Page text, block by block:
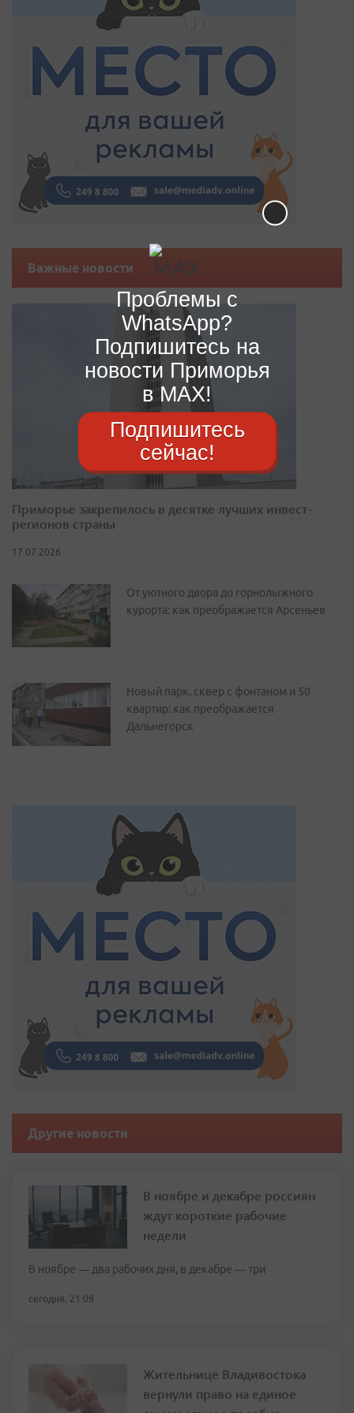
Важные новости
Приморье закрепилось в десятке лучших инвест-
регионов страны
17.07.2026
От уютного двора до горнолыжного
курорта: как преображается Арсеньев
Новый парк, сквер с фонтаном и 50
квартир: как преображается
Дальнегорск
Другие новости
В ноябре и декабре россиян
ждут короткие рабочие
недели
В ноябре — два рабочих дня, в декабре — три
сегодня, 21:09
Жительнице Владивостока
вернули право на единое
Проблемы с
WhatsApp?
Подпишитесь на
новости Приморья
в MAX!
Подпишитесь
сейчас!